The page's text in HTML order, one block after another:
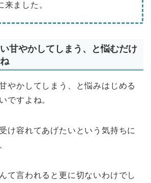
来ました。
甘やかしてしまう、と悩むだけ
やかしてしまう、と悩みはじめる
ですよね。
け容れてあげたいという気持ちに
て言われると更に切ないわけでし